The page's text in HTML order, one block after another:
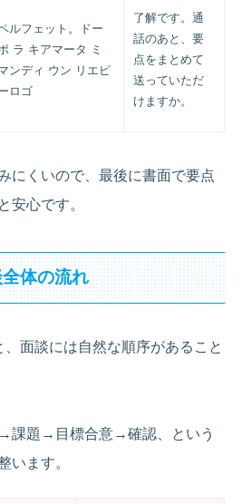
ルフェット。ドー
ラ キアマータ ミ
ンディ ウン リエピ
ロゴ
了解です。通
話のあと、要
点をまとめて
送っていただ
けますか。
にくいので、最後に書面で要点
安心です。
体の流れ
面談には自然な順序があること
課題→目標合意→確認、という
います。